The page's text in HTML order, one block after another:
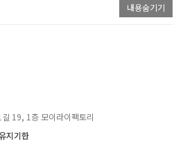
내용숨기기
19, 1층 모이라이팩토리
지기한